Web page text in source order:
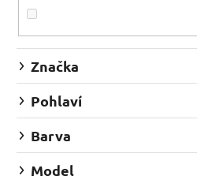
Značka
Pohlaví
Barva
Model